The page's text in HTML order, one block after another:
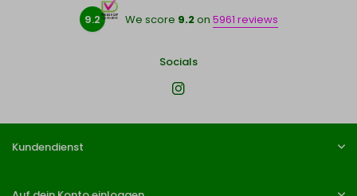
9.2 We score 9.2on 5961 reviews
Socials
Kundendienst